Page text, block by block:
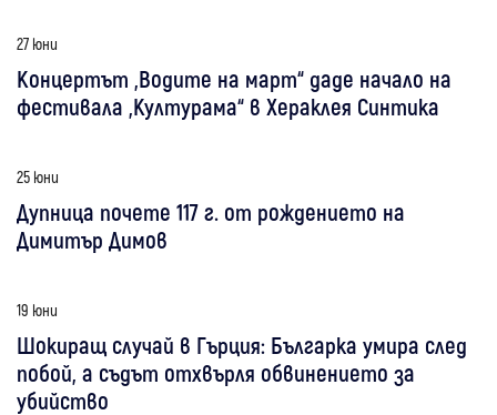
27 юни
Концертът „Водите на март“ даде начало на
фестивала „Културама“ в Хераклея Синтика
25 юни
Дупница почете 117 г. от рождението на
Димитър Димов
19 юни
Шокиращ случай в Гърция: Българка умира след
побой, а съдът отхвърля обвинението за
убийство